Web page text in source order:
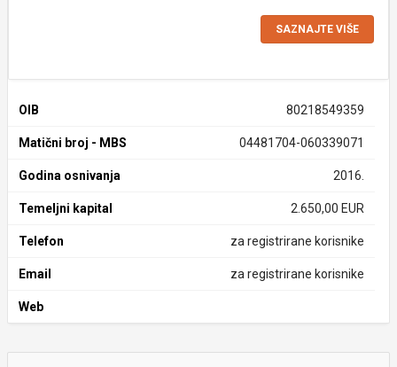
SAZNAJTE VIŠE
OIB 80218549359
Matični broj - MBS 04481704-060339071
Godina osnivanja 2016.
Temeljni kapital 2.650,00 EUR
Telefon za registrirane korisnike
Email za registrirane korisnike
Web